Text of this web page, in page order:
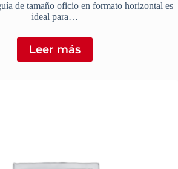
de tamaño oficio en formato horizontal es
ideal para…
Leer más